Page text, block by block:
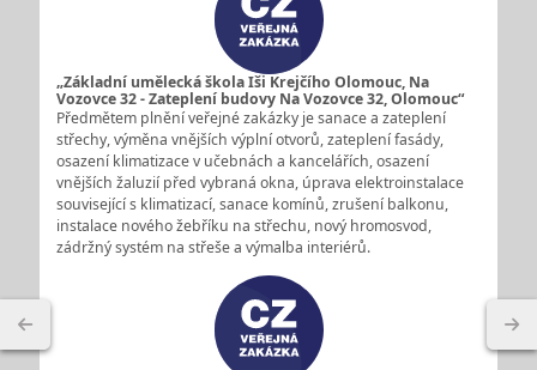
„Základní umělecká škola Iši Krejčího Olomouc, Na
Vozovce 32 - Zateplení budovy Na Vozovce 32, Olomouc“
Předmětem plnění veřejné zakázky je sanace a zateplení
střechy, výměna vnějších výplní otvorů, zateplení fasády,
osazení klimatizace v učebnách a kancelářích, osazení
vnějších žaluzií před vybraná okna, úprava elektroinstalace
související s klimatizací, sanace komínů, zrušení balkonu,
instalace nového žebříku na střechu, nový hromosvod,
zádržný systém na střeše a výmalba interiérů.